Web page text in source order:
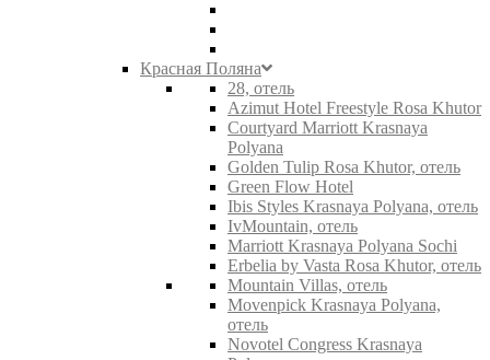
Красная Поляна
28, отель
Azimut Hotel Freestyle Rosa Khutor
Courtyard Marriott Krasnaya
Polyana
Golden Tulip Rosa Khutor, отель
Green Flow Hotel
Ibis Styles Krasnaya Polyana, отель
IvMountain, отель
Marriott Krasnaya Polyana Sochi
Erbelia by Vasta Rosa Khutor, отель
Mountain Villas, отель
Movenpick Krasnaya Polyana,
отель
Novotel Congress Krasnaya